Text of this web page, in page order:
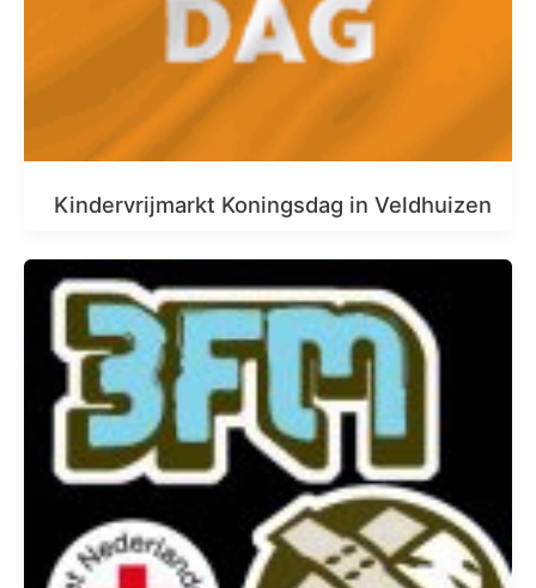
Kindervrijmarkt Koningsdag in Veldhuizen